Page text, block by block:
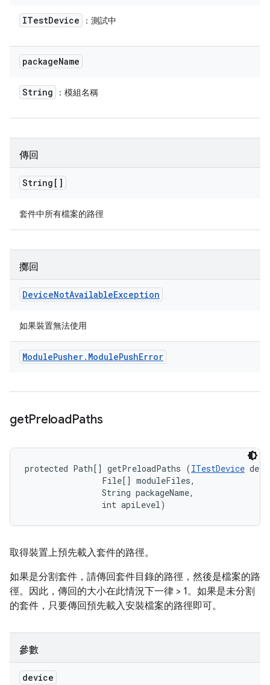
ITestDevice ：測試中
packageName
String ：模組名稱
傳回
String[]
套件中所有檔案的路徑
擲回
DeviceNotAvailableException
如果裝置無法使用
ModulePusher. ModulePushError
getPreloadPaths
protected Path[] getPreloadPaths (ITestDevice
                File[] moduleFiles,
                String packageName,
                int apiLevel)
取得裝置上預先載入套件的路徑。
如果是分割套件，請傳回套件目錄的路徑，然後是檔案的路
徑。因此，傳回的大小在此情況下一律 > 1。如果是未分割
的套件，只要傳回預先載入安裝檔案的路徑即可。
參數
device